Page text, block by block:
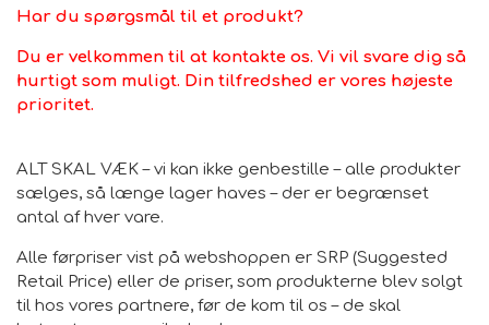
Har du spørgsmål til et produkt?
Du er velkommen til at kontakte os. Vi vil svare dig så
hurtigt som muligt. Din tilfredshed er vores højeste
prioritet.
ALT SKAL VÆK – vi kan ikke genbestille – alle produkter
sælges, så længe lager haves – der er begrænset
antal af hver vare.
Alle førpriser vist på webshoppen er SRP (Suggested
Retail Price) eller de priser, som produkterne blev solgt
til hos vores partnere, før de kom til os – de skal